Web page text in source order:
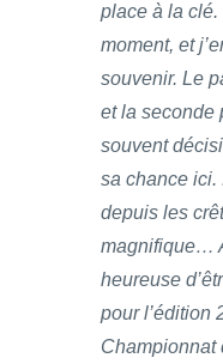
place à la
moment, et
souvenir. Le
et la seconde
souvent
sa chance ici.
depuis les
magnifique…
heureuse
pour l’édition
Championnat